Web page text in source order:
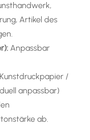
Artikel des
Anpassbar
/
anpassbar)
ab.